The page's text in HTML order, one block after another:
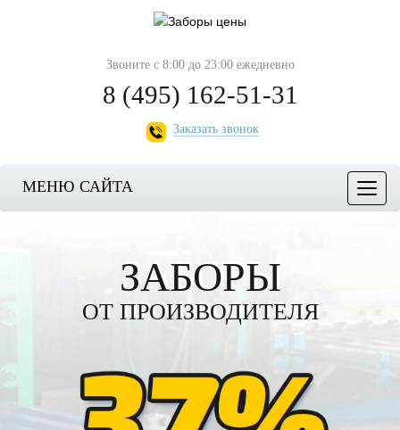
Звоните с 8:00 до 23:00 ежедневно
8 (495) 162-51-31
Заказать звонок
Меню
МЕНЮ САЙТА
ЗАБОРЫ
ОТ ПРОИЗВОДИТЕЛЯ